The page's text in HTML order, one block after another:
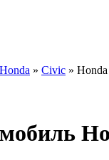
Honda » Civic »